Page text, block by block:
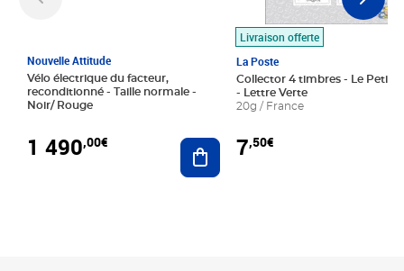
Nouvelle Attitude
Vélo électrique du facteur,
reconditionné - Taille normale -
Noir/ Rouge
1 490,00€ Ajouter au panier
Livraison offerte
La Poste
Collector 4 timbres - Le Petit
- Lettre Verte
20g / France
7,50€